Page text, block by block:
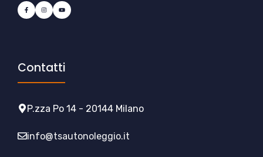
Contatti
P.zza Po 14 - 20144 Milano
info@tsautonoleggio.it